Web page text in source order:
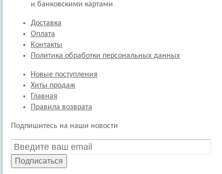
и банковскими картами
Доставка
Оплата
Контакты
Политика обработки персональных данных
Новые поступления
Хиты продаж
Главная
Правила возврата
Подпишитесь на наши новости
Подписаться